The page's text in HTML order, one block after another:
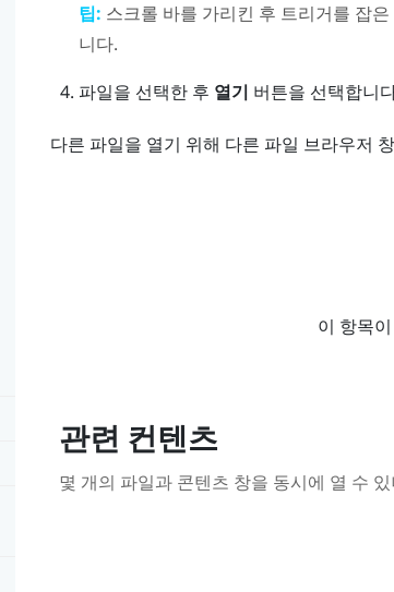
팁: 스크롤 바를 가리킨 후 트리거를 잡
니다.
파일을 선택한 후 열기 버튼을 선택합니
다른 파일을 열기 위해 다른 파일 브라우저
이 항목
관련 컨텐츠
몇 개의 파일과 콘텐츠 창을 동시에 열 수